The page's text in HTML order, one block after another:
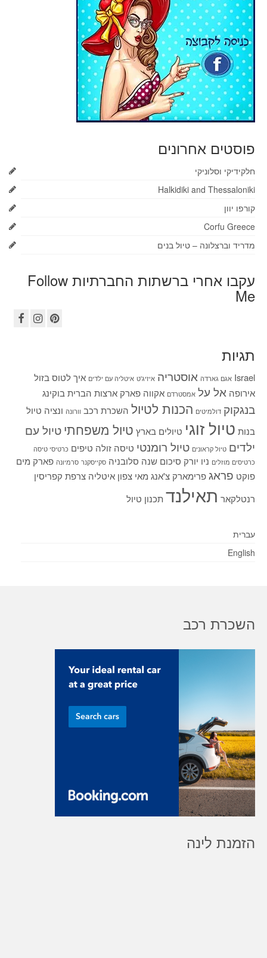
פוסטים אחרונים
חלקידיקי וסלוניקי
Halkidiki and Thessaloniki
קורפו יוון
Corfu Greece
מדריד וברצלונה – טיול בנים
עקבו אחרי ברשתות החברתיות Follow
Me
תגיות
Israel אגם גארדה אוסטריה איזיג'ט איטליה עם ילדים איך לטוס בזול
אירופה אל על אמסטרדם אקווה פארק ארצות הברית בוקינג
בנגקוק דולמיטים הכנות לטיול השכרת רכב וורונה ונציה טיול
בנות טיול זוגי טיולים בארץ טיול משפחתיטיול עם
ילדים טיול קראונים טיול רומנטי טיסה זולה טיפים כרטיסי טיסה
כרטיסים מוזלים ניו יורק סיכום שנה סלובניה סקייסקנר סרמיונה פארק מים
פוקט פראג פרימארק צ'אנג מאי צפון איטליה צרפת קפריסין
רנטלקאר תאילנדתכנון טיול
עברית
English
השכרת רכב
הזמנת לינה